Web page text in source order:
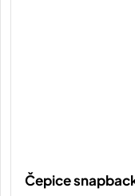
Čepice